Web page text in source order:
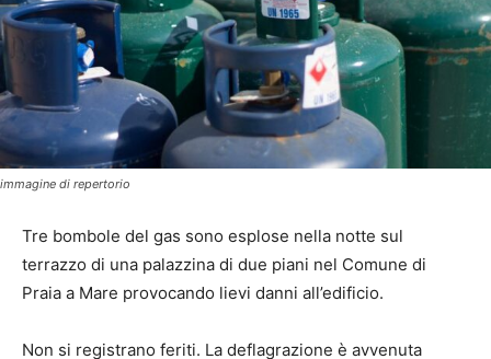
immagine di repertorio
Tre bombole del gas sono esplose nella notte sul
terrazzo di una palazzina di due piani nel Comune di
Praia a Mare provocando lievi danni all’edificio.
Non si registrano feriti. La deflagrazione è avvenuta